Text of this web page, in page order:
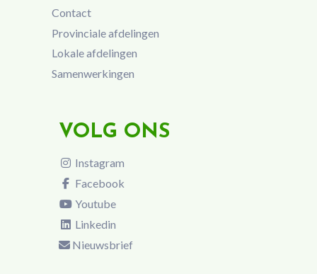
Contact
Provinciale afdelingen
Lokale afdelingen
Samenwerkingen
VOLG ONS
Instagram
Facebook
Youtube
Linkedin
Nieuwsbrief